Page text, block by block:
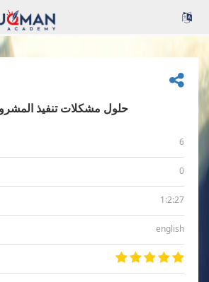
حلول مشكلات تنفيذ
6
0
1:2:27
english